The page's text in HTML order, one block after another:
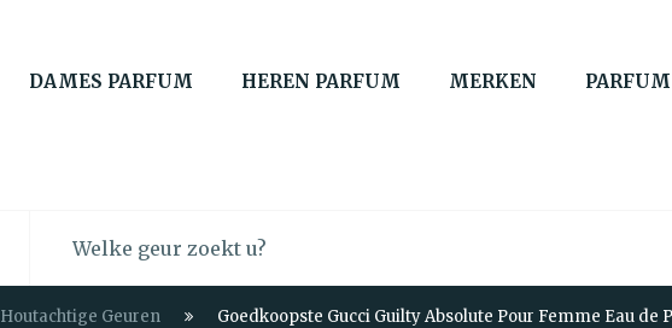
DAMES PARFUM HEREN PARFUM MERKEN
Houtachtige Geuren Goedkoopste Gucci Guilty Absolute Pour Femme Eau de